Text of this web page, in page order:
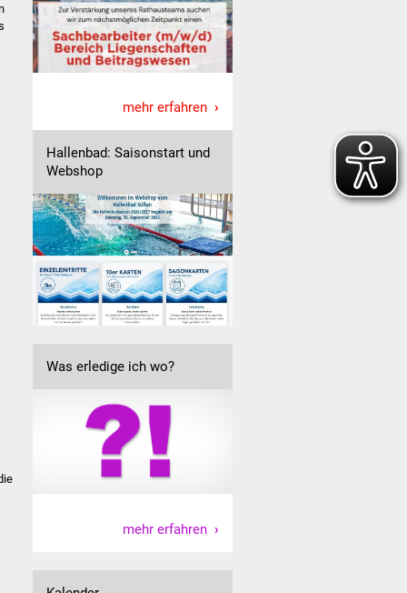
mehr erfahren
Hallenbad: Saisonstart und
Webshop
Was erledige ich wo?
mehr erfahren